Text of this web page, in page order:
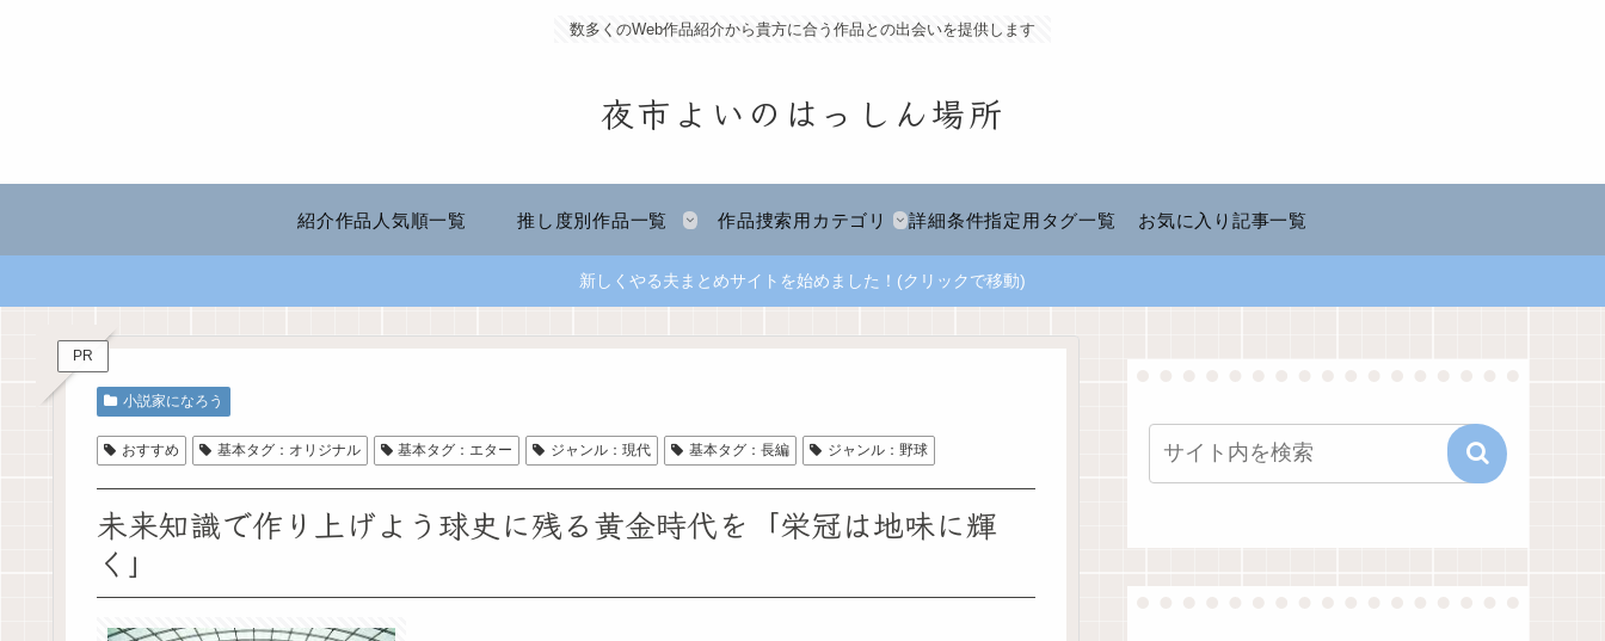
数多くのWeb作品紹介から貴方に合う作品との出会いを提供します
夜市よいのはっしん場所
紹介作品人気順一覧 推し度別作品一覧 作品捜索用カテゴリ 詳細条件指定用タグ一覧 お気に入り記事一覧
新しくやる夫まとめサイトを始めました！(クリックで移動)
PR
小説家になろう
おすすめ 基本タグ：オリジナル 基本タグ：エター ジャンル：現代 基本タグ：長編 ジャンル：野球
未来知識で作り上げよう球史に残る黄金時代を「栄冠は地味に輝
く」